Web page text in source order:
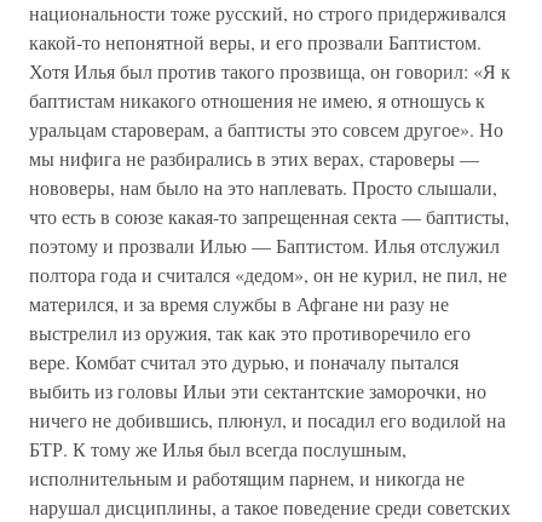
национальности тоже русский, но строго придерживался
какой-то непонятной веры, и его прозвали Баптистом.
Хотя Илья был против такого прозвища, он говорил: «Я к
баптистам никакого отношения не имею, я отношусь к
уральцам староверам, а баптисты это совсем другое». Но
мы нифига не разбирались в этих верах, староверы —
нововеры, нам было на это наплевать. Просто слышали,
что есть в союзе какая-то запрещенная секта — баптисты,
поэтому и прозвали Илью — Баптистом. Илья отслужил
полтора года и считался «дедом», он не курил, не пил, не
матерился, и за время службы в Афгане ни разу не
выстрелил из оружия, так как это противоречило его
вере. Комбат считал это дурью, и поначалу пытался
выбить из головы Ильи эти сектантские заморочки, но
ничего не добившись, плюнул, и посадил его водилой на
БТР. К тому же Илья был всегда послушным,
исполнительным и работящим парнем, и никогда не
нарушал дисциплины, а такое поведение среди советских